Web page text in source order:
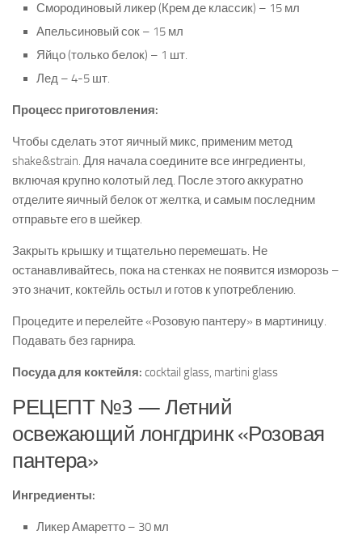
Смородиновый ликер (Крем де классик) – 15 мл
Апельсиновый сок – 15 мл
Яйцо (только белок) – 1 шт.
Лед – 4-5 шт.
Процесс приготовления:
Чтобы сделать этот яичный микс, применим метод
shake&strain. Для начала соедините все ингредиенты,
включая крупно колотый лед. После этого аккуратно
отделите яичный белок от желтка, и самым последним
отправьте его в шейкер.
Закрыть крышку и тщательно перемешать. Не
останавливайтесь, пока на стенках не появится изморозь –
это значит, коктейль остыл и готов к употреблению.
Процедите и перелейте «Розовую пантеру» в мартиницу.
Подавать без гарнира.
Посуда для коктейля: cocktail glass, martini glass
РЕЦЕПТ №3 — Летний
освежающий лонгдринк «Розовая
пантера»
Ингредиенты:
Ликер Амаретто – 30 мл